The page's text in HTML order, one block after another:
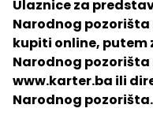
Ulaznice za
Narodnog pozorišta
kupiti online, putem
Narodnog
www.karter.ba ili
Narodnog pozorišta.